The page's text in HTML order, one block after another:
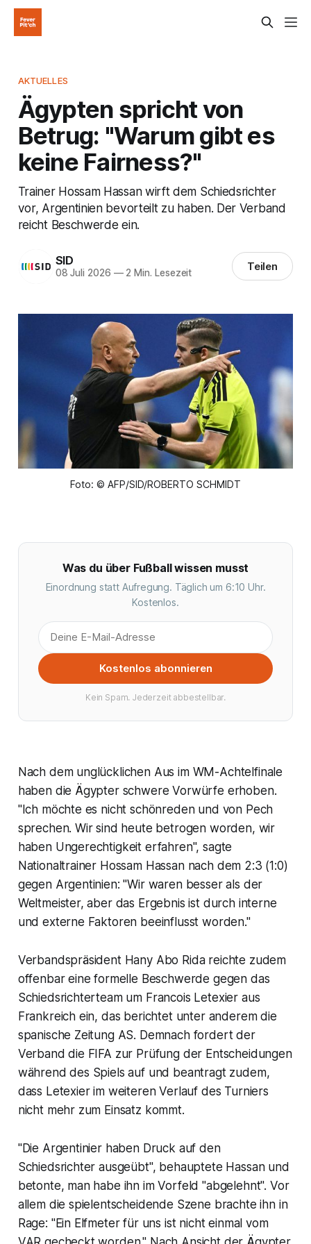
AKTUELLES
Ägypten spricht von
Betrug: "Warum gibt es
keine Fairness?"
Trainer Hossam Hassan wirft dem Schiedsrichter
vor, Argentinien bevorteilt zu haben. Der Verband
reicht Beschwerde ein.
SID
08 Juli 2026 —2 Min. Lesezeit Teilen
Foto: © AFP/SID/ROBERTO SCHMIDT
Was du über Fußball wissen musst
Einordnung statt Aufregung. Täglich um 6:10 Uhr.
Kostenlos.
Kostenlos abonnieren
Kein Spam. Jederzeit abbestellbar.
Nach dem unglücklichen Aus im WM-Achtelfinale
haben die Ägypter schwere Vorwürfe erhoben.
"Ich möchte es nicht schönreden und von Pech
sprechen. Wir sind heute betrogen worden, wir
haben Ungerechtigkeit erfahren", sagte
Nationaltrainer Hossam Hassan nach dem 2:3 (1:0)
gegen Argentinien: "Wir waren besser als der
Weltmeister, aber das Ergebnis ist durch interne
und externe Faktoren beeinflusst worden."
Verbandspräsident Hany Abo Rida reichte zudem
offenbar eine formelle Beschwerde gegen das
Schiedsrichterteam um Francois Letexier aus
Frankreich ein, das berichtet unter anderem die
spanische Zeitung AS. Demnach fordert der
Verband die FIFA zur Prüfung der Entscheidungen
während des Spiels auf und beantragt zudem,
dass Letexier im weiteren Verlauf des Turniers
nicht mehr zum Einsatz kommt.
"Die Argentinier haben Druck auf den
Schiedsrichter ausgeübt", behauptete Hassan und
betonte, man habe ihn im Vorfeld "abgelehnt". Vor
allem die spielentscheidende Szene brachte ihn in
Rage: "Ein Elfmeter für uns ist nicht einmal vom